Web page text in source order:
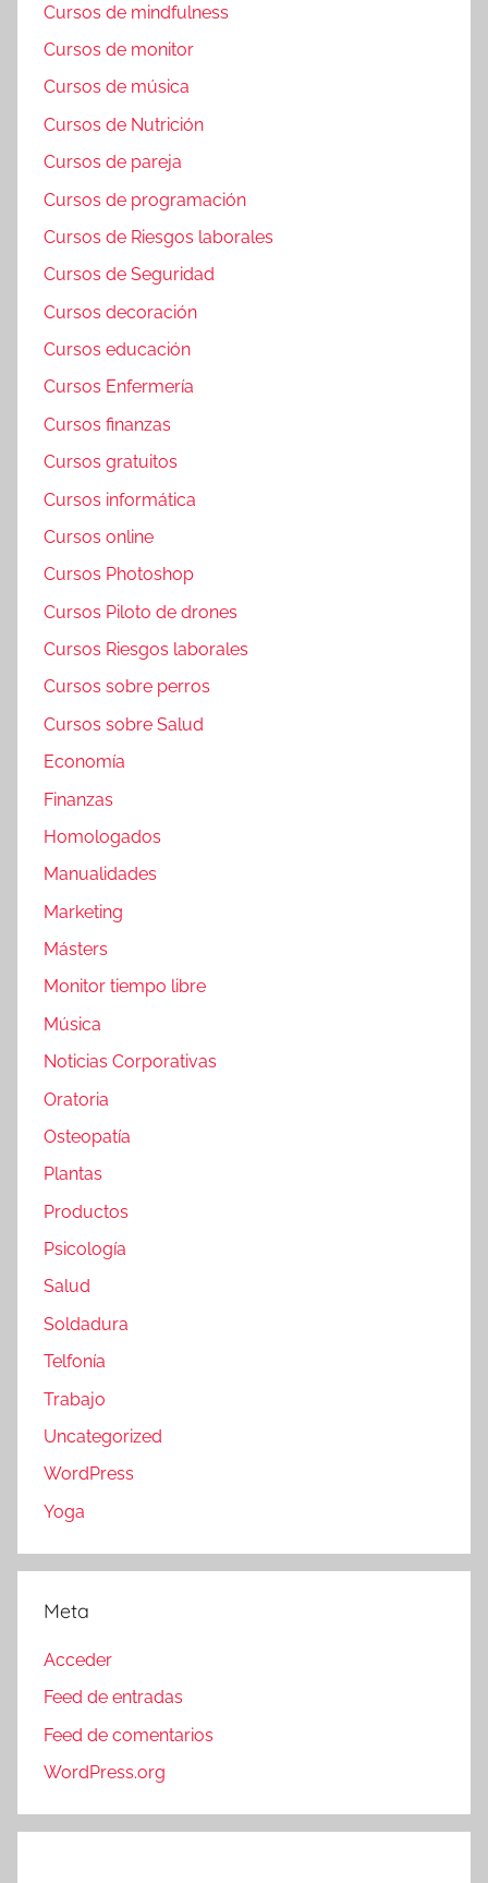
Cursos de mindfulness
Cursos de monitor
Cursos de música
Cursos de Nutrición
Cursos de pareja
Cursos de programación
Cursos de Riesgos laborales
Cursos de Seguridad
Cursos decoración
Cursos educación
Cursos Enfermería
Cursos finanzas
Cursos gratuitos
Cursos informática
Cursos online
Cursos Photoshop
Cursos Piloto de drones
Cursos Riesgos laborales
Cursos sobre perros
Cursos sobre Salud
Economía
Finanzas
Homologados
Manualidades
Marketing
Másters
Monitor tiempo libre
Música
Noticias Corporativas
Oratoria
Osteopatía
Plantas
Productos
Psicología
Salud
Soldadura
Telfonía
Trabajo
Uncategorized
WordPress
Yoga
Meta
Acceder
Feed de entradas
Feed de comentarios
WordPress.org